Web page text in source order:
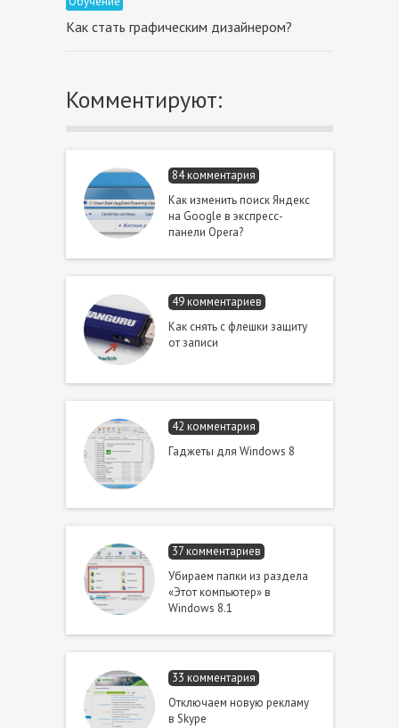
Как стать графическим дизайнером?
Комментируют:
84 комментария
Как изменить поиск Яндекс
на Google в экспресс-
панели Opera?
49 комментариев
Как снять с флешки защиту
от записи
42 комментария
Гаджеты для Windows 8
37 комментариев
Убираем папки из раздела
«Этот компьютер» в
Windows 8.1
33 комментария
Отключаем новую рекламу
в Skype